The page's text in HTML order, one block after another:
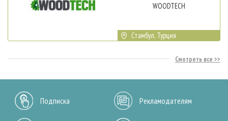
WOODTECH
Стамбул, Турция
Смотреть все
Подписка Рекламодателям